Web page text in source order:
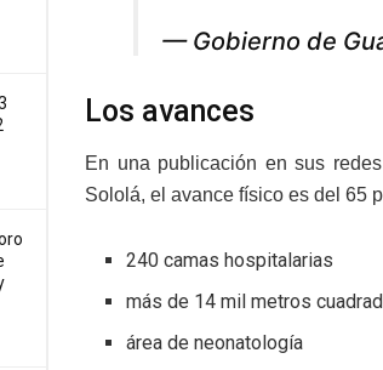
— Gobierno de
Los avances
En una publicación en sus
Sololá, el avance físico es del 65
240 camas hospitalarias
más de 14 mil metros
área de neonatología